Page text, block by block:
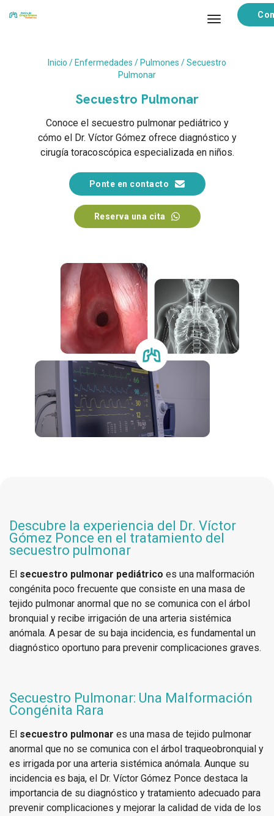
toggle
Inicio / Enfermedades / Pulmones / Secuestro
Pulmonar
Secuestro Pulmonar
Conoce el secuestro pulmonar pediátrico y
cómo el Dr. Víctor Gómez ofrece diagnóstico y
cirugía toracoscópica especializada en niños.
Ponte en contacto
Reserva una cita
Descubre la experiencia del Dr. Víctor
Gómez Ponce en el tratamiento del
secuestro pulmonar
El secuestro pulmonar pediátrico es una malformación
congénita poco frecuente que consiste en una masa de
tejido pulmonar anormal que no se comunica con el árbol
bronquial y recibe irrigación de una arteria sistémica
anómala. A pesar de su baja incidencia, es fundamental un
diagnóstico oportuno para prevenir complicaciones graves.
Secuestro Pulmonar: Una Malformación
Congénita Rara
El secuestro pulmonar es una masa de tejido pulmonar
anormal que no se comunica con el árbol traqueobronquial y
es irrigada por una arteria sistémica anómala. Aunque su
incidencia es baja, el Dr. Víctor Gómez Ponce destaca la
importancia de su diagnóstico y tratamiento adecuado para
prevenir complicaciones y mejorar la calidad de vida de los